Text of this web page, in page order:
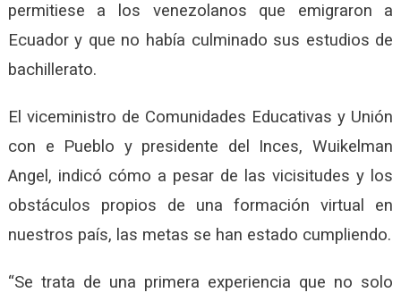
permitiese a los venezolanos que emigraron a
Ecuador y que no había culminado sus estudios de
bachillerato.
El viceministro de Comunidades Educativas y Unión
con e Pueblo y presidente del Inces, Wuikelman
Angel, indicó cómo a pesar de las vicisitudes y los
obstáculos propios de una formación virtual en
nuestros país, las metas se han estado cumpliendo.
“Se trata de una primera experiencia que no solo